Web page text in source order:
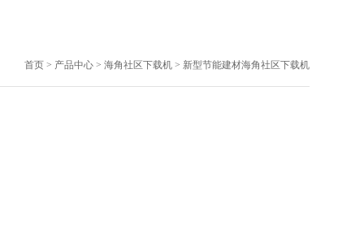
首页> 产品中心> 海角社区下载机> 新型节能建材海角社区下载机